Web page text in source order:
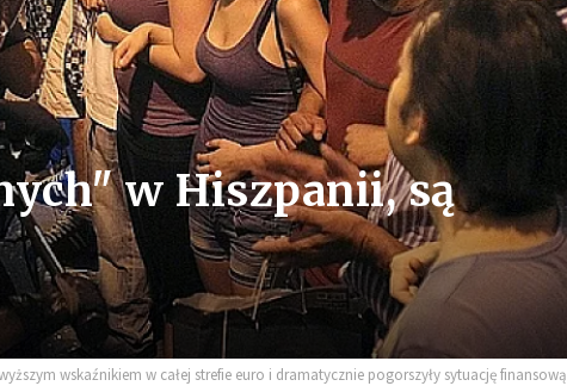
w Hiszpanii, są
wskaźnikiem w całej strefie euro i dramatycznie pogorszyły sytuację finansową